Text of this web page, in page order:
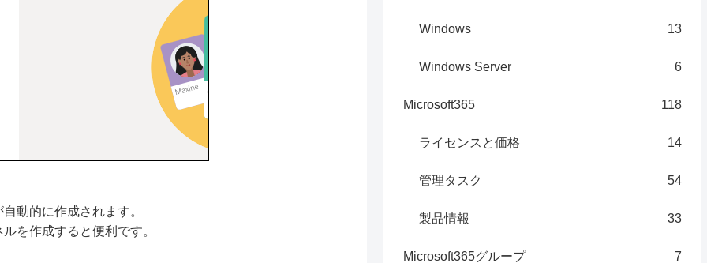
動的に作成されます。
を作成すると便利です。
Windows 13
Windows Server 6
Microsoft365 118
ライセンスと価格 14
管理タスク 54
製品情報 33
Microsoft365グループ 7